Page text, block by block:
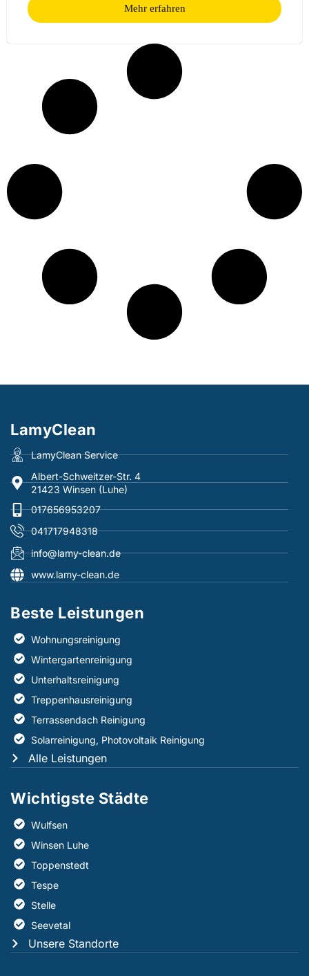
Mehr erfahren
LamyClean
LamyClean Service
Albert-Schweitzer-Str. 4
21423 Winsen (Luhe)
017656953207
041717948318
info@lamy-clean.de
www.lamy-clean.de
Beste Leistungen​
Wohnungsreinigung
Wintergartenreinigung
Unterhaltsreinigung
Treppenhausreinigung
Terrassendach Reinigung
Solarreinigung, Photovoltaik Reinigung
Alle Leistungen
Wichtigste Städte
Wulfsen
Winsen Luhe
Toppenstedt
Tespe
Stelle
Seevetal
Unsere Standorte